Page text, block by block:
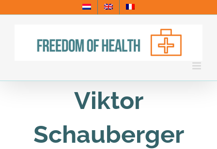
to
Viktor
Schauberger